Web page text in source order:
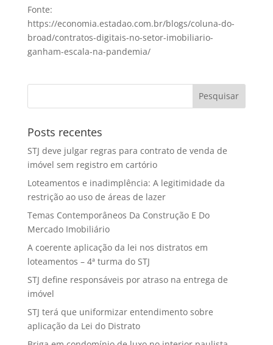
Fonte:
https://economia.estadao.com.br/blogs/coluna-do-
broad/contratos-digitais-no-setor-imobiliario-
ganham-escala-na-pandemia/
Posts recentes
STJ deve julgar regras para contrato de venda de
imóvel sem registro em cartório
Loteamentos e inadimplência: A legitimidade da
restrição ao uso de áreas de lazer
Temas Contemporâneos Da Construção E Do
Mercado Imobiliário
A coerente aplicação da lei nos distratos em
loteamentos – 4ª turma do STJ
STJ define responsáveis por atraso na entrega de
imóvel
STJ terá que uniformizar entendimento sobre
aplicação da Lei do Distrato